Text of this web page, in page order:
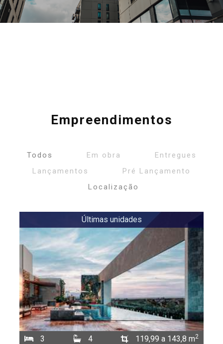
Empreendimentos
Todos Em obra
Entregues
Lançamentos
Pré Lançamento
Localização
Últimas unidades
3 4 119,99 a 143,8 m2